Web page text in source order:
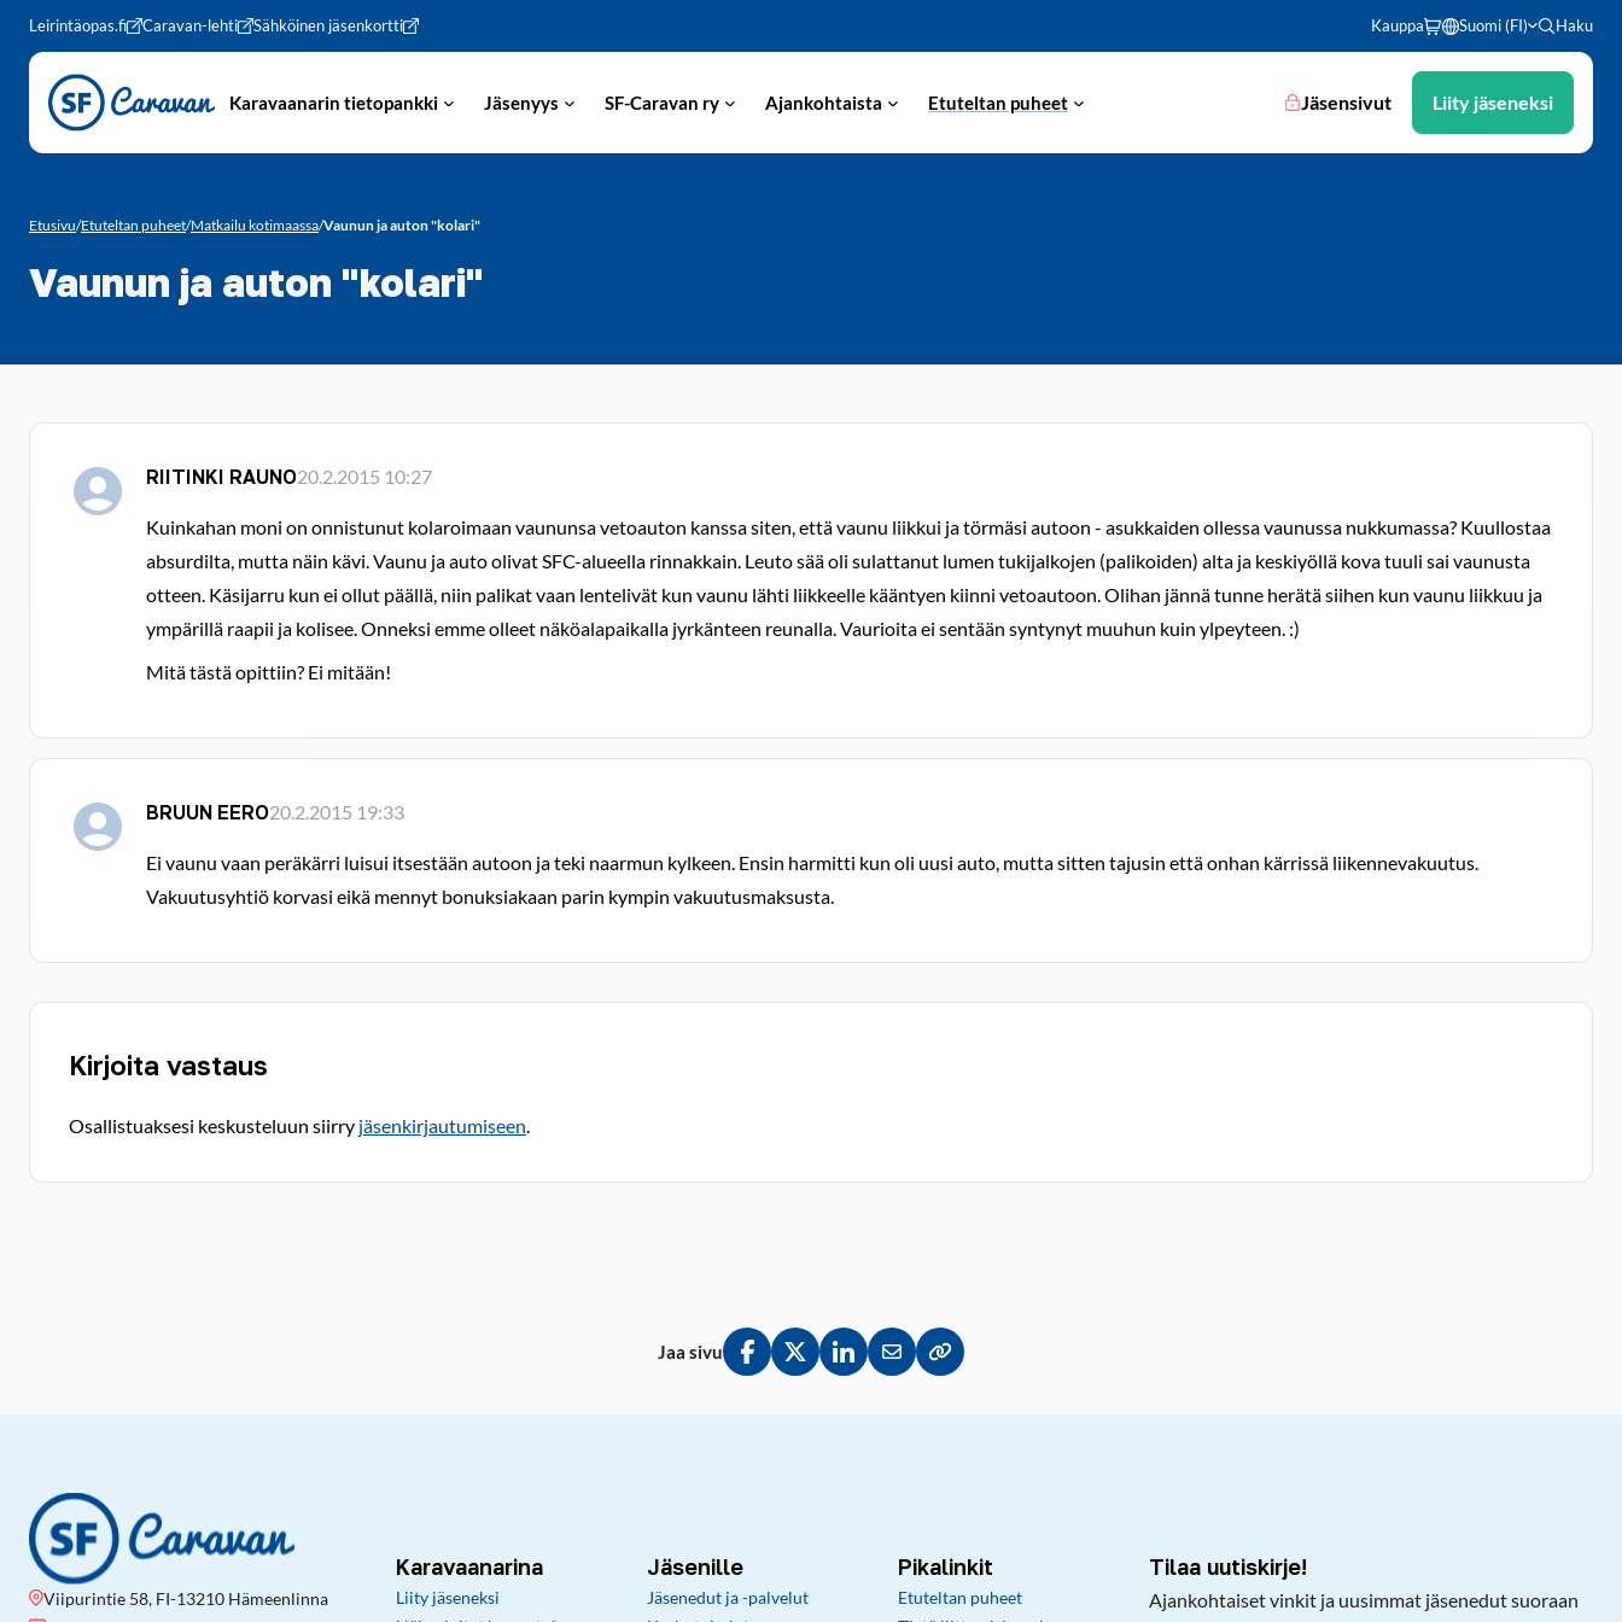
Siirry sivun sisältöön
Leirintäopas.fi Caravan-lehti Sähköinen jäsenkortti Kauppa Suomi (FI) Haku
Karavaanarin tietopankki Jäsenyys SF-Caravan ry Ajankohtaista Etuteltan puheet Jäsensivut Liity jäseneksi
Etusivu/Etuteltan puheet/Matkailu kotimaassa/Vaunun ja auton "kolari"
Vaunun ja auton "kolari"
RIITINKI RAUNO20.2.2015 10:27
Kuinkahan moni on onnistunut kolaroimaan vaununsa vetoauton kanssa siten, että vaunu liikkui ja törmäsi autoon - asukkaiden ollessa vaunussa nukkumassa? Kuullostaa
absurdilta, mutta näin kävi. Vaunu ja auto olivat SFC-alueella rinnakkain. Leuto sää oli sulattanut lumen tukijalkojen (palikoiden) alta ja keskiyöllä kova tuuli sai vaunusta
otteen. Käsijarru kun ei ollut päällä, niin palikat vaan lentelivät kun vaunu lähti liikkeelle kääntyen kiinni vetoautoon. Olihan jännä tunne herätä siihen kun vaunu liikkuu ja
ympärillä raapii ja kolisee. Onneksi emme olleet näköalapaikalla jyrkänteen reunalla. Vaurioita ei sentään syntynyt muuhun kuin ylpeyteen. :)
Mitä tästä opittiin? Ei mitään!
BRUUN EERO20.2.2015 19:33
Ei vaunu vaan peräkärri luisui itsestään autoon ja teki naarmun kylkeen. Ensin harmitti kun oli uusi auto, mutta sitten tajusin että onhan kärrissä liikennevakuutus.
Vakuutusyhtiö korvasi eikä mennyt bonuksiakaan parin kympin vakuutusmaksusta.
Kirjoita vastaus
Osallistuaksesi keskusteluun siirry jäsenkirjautumiseen.
Jaa sivu
Jaa Facebookissa
Jaa Twitterissä
Jaa LinkedInissä
Jaa sähköpostitse
Kopioi linkki leikepöydälle
Viipurintie 58, FI-13210 Hämeenlinna
Karavaanarina
Liity jäseneksi
Jäsenille
Jäsenedut ja -palvelut
Pikalinkit
Etuteltan puheet
Tilaa uutiskirje!
Ajankohtaiset vinkit ja uusimmat jäsenedut suoraan